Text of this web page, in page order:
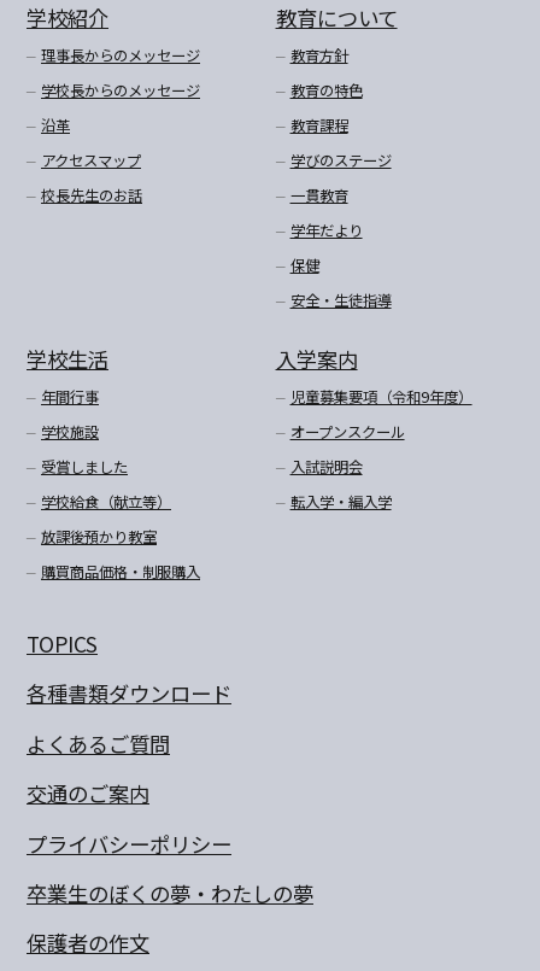
学校紹介
理事長からのメッセージ
学校長からのメッセージ
沿革
アクセスマップ
校長先生のお話
教育について
教育方針
教育の特色
教育課程
学びのステージ
一貫教育
学年だより
保健
安全・生徒指導
学校生活
年間行事
学校施設
受賞しました
学校給食（献立等）
放課後預かり教室
購買商品価格・制服購入
入学案内
児童募集要項（令和9年度）
オープンスクール
入試説明会
転入学・編入学
TOPICS
各種書類ダウンロード
よくあるご質問
交通のご案内
プライバシーポリシー
卒業生のぼくの夢・わたしの夢
保護者の作文